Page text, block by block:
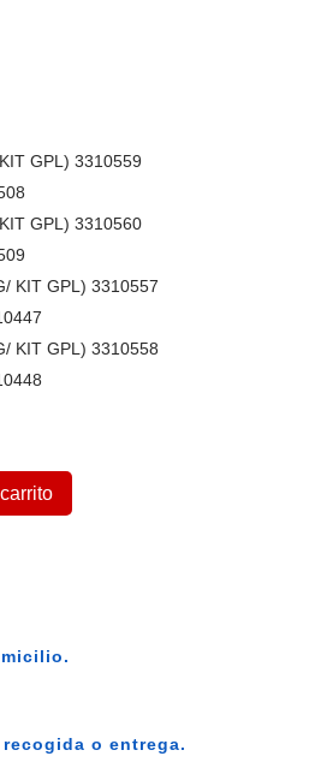
GPL) 3310559
GPL) 3310560
KIT GPL) 3310557
KIT GPL) 3310558
o entrega.